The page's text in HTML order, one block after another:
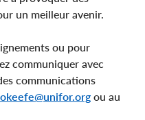
un meilleur avenir.
ou pour
communiquer avec
communications
ou au